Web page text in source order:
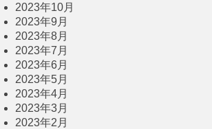
2023年10月
2023年9月
2023年8月
2023年7月
2023年6月
2023年5月
2023年4月
2023年3月
2023年2月